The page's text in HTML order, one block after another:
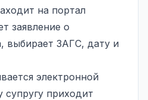
на портал
заявление о
выбирает ЗАГС, дату и
электронной
приходит